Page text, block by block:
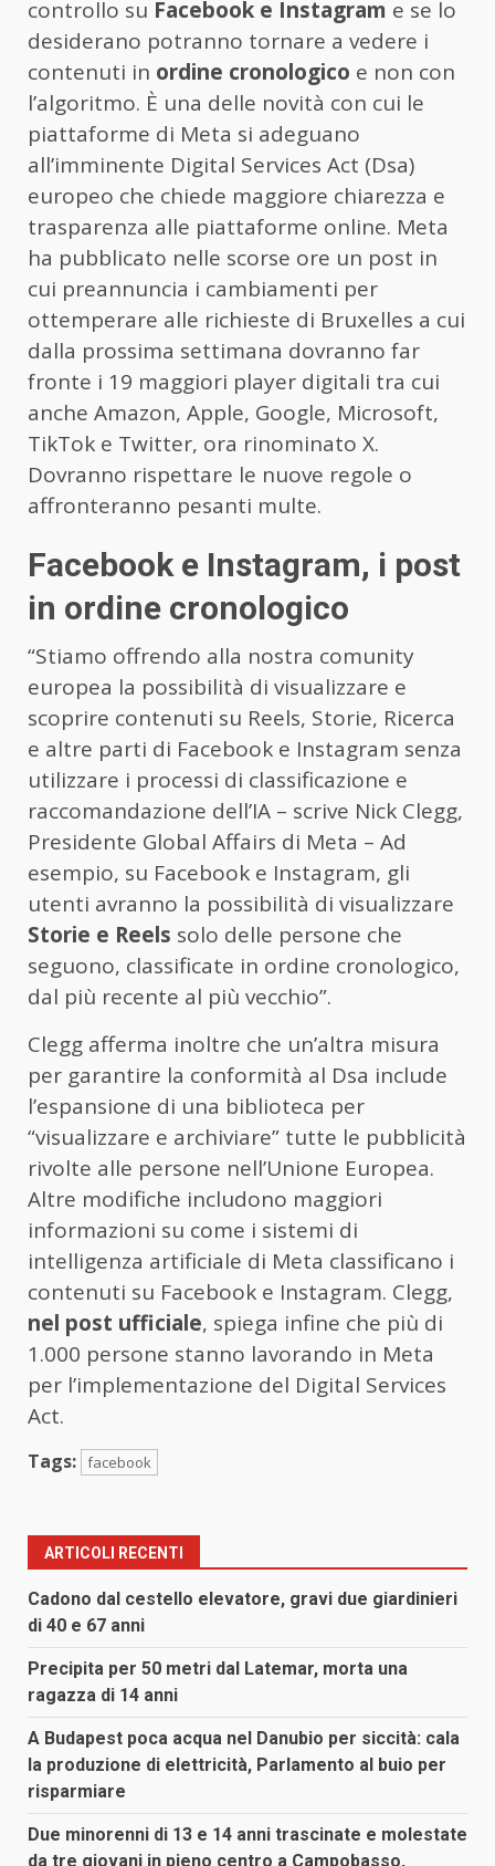
controllo su Facebook e Instagram e se lo
desiderano potranno tornare a vedere i
contenuti in ordine cronologico e non con
l’algoritmo. È una delle novità con cui le
piattaforme di Meta si adeguano
all’imminente Digital Services Act (Dsa)
europeo che chiede maggiore chiarezza e
trasparenza alle piattaforme online. Meta
ha pubblicato nelle scorse ore un post in
cui preannuncia i cambiamenti per
ottemperare alle richieste di Bruxelles a cui
dalla prossima settimana dovranno far
fronte i 19 maggiori player digitali tra cui
anche Amazon, Apple, Google, Microsoft,
TikTok e Twitter, ora rinominato X.
Dovranno rispettare le nuove regole o
affronteranno pesanti multe.
Facebook e Instagram, i post
in ordine cronologico
“Stiamo offrendo alla nostra comunity
europea la possibilità di visualizzare e
scoprire contenuti su Reels, Storie, Ricerca
e altre parti di Facebook e Instagram senza
utilizzare i processi di classificazione e
raccomandazione dell’IA – scrive Nick Clegg,
Presidente Global Affairs di Meta – Ad
esempio, su Facebook e Instagram, gli
utenti avranno la possibilità di visualizzare
Storie e Reels solo delle persone che
seguono, classificate in ordine cronologico,
dal più recente al più vecchio”.
Clegg afferma inoltre che un’altra misura
per garantire la conformità al Dsa include
l’espansione di una biblioteca per
“visualizzare e archiviare” tutte le pubblicità
rivolte alle persone nell’Unione Europea.
Altre modifiche includono maggiori
informazioni su come i sistemi di
intelligenza artificiale di Meta classificano i
contenuti su Facebook e Instagram. Clegg,
nel post ufficiale, spiega infine che più di
1.000 persone stanno lavorando in Meta
per l’implementazione del Digital Services
Act.
Tags: facebook
ARTICOLI RECENTI
Cadono dal cestello elevatore, gravi due giardinieri
di 40 e 67 anni
Precipita per 50 metri dal Latemar, morta una
ragazza di 14 anni
A Budapest poca acqua nel Danubio per siccità: cala
la produzione di elettricità, Parlamento al buio per
risparmiare
Due minorenni di 13 e 14 anni trascinate e molestate
da tre giovani in pieno centro a Campobasso,